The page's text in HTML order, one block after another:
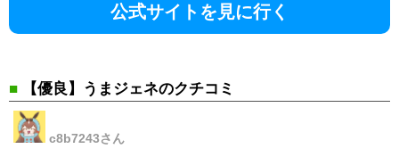
公式サイトを見に行く
■ 【優良】うまジェネのクチコミ
c8b7243さん